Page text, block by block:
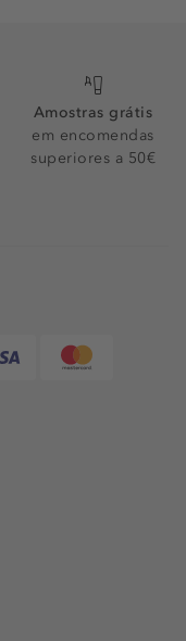
Amostras grátis
em encomendas
superiores a 50€